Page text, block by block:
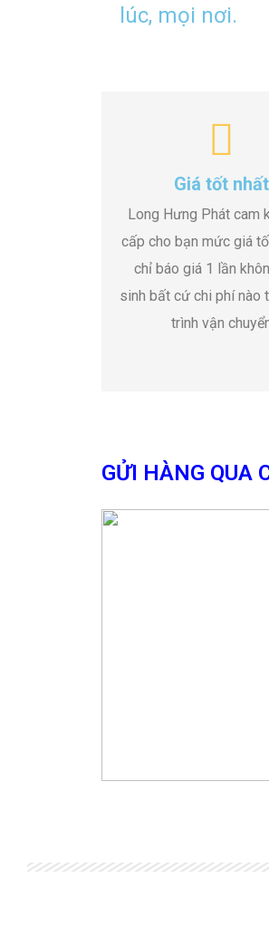
lúc, mọi nơi.
Giá tốt nhất
Long Hưng Phát cam
cấp cho bạn mức giá
chỉ báo giá 1 lần
sinh bất cứ chi phí nào
trình vận
GỬI HÀNG QUA